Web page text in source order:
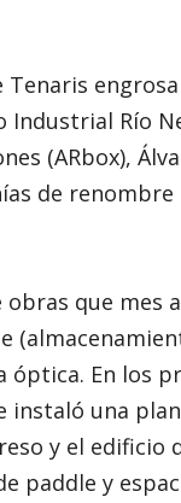
Río
(ARbox),
de
que mes
En los
una
y el edificio
paddle y